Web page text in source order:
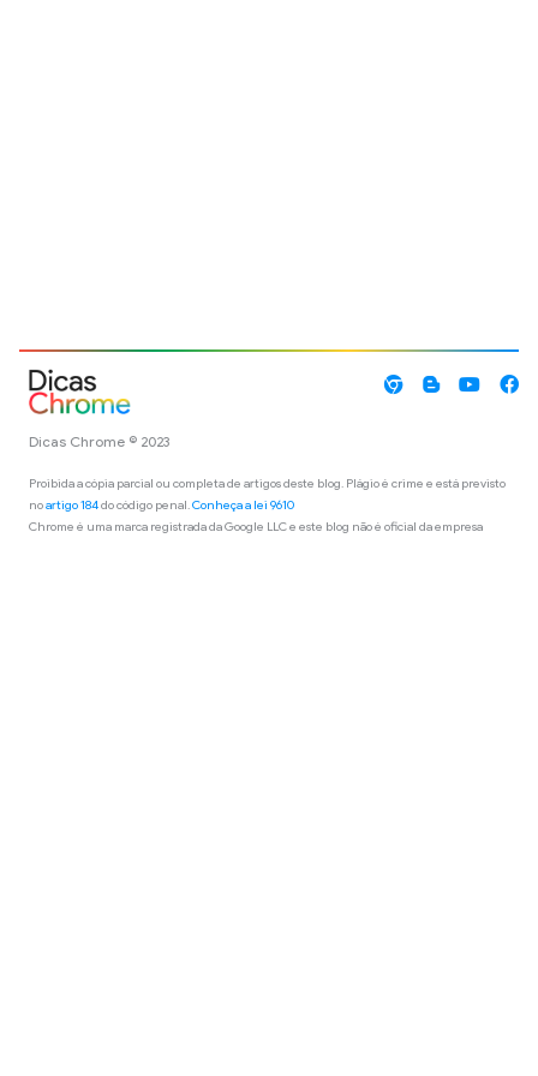
Dicas Chrome © 2023
Proibida a cópia parcial ou completa de artigos deste blog. Plágio é crime e está previsto
noartigo 184do código penal.Conheça a lei 9610
Chrome é uma marca registrada da Google LLC e este blog não é oficial da empresa